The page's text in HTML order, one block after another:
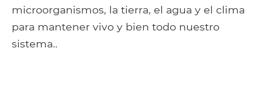
microorganismos, la tierra, el agua y el clima
para mantener vivo y bien todo nuestro
sistema..